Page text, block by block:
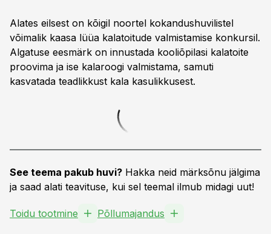
Alates eilsest on kõigil noortel kokandushuvilistel
võimalik kaasa lüüa kalatoitude valmistamise konkursil.
Algatuse eesmärk on innustada kooliõpilasi kalatoite
proovima ja ise kalaroogi valmistama, samuti
kasvatada teadlikkust kala kasulikkusest.
See teema pakub huvi? Hakka neid märksõnu jälgima
ja saad alati teavituse, kui sel teemal ilmub midagi uut!
Toidu tootmine Põllumajandus